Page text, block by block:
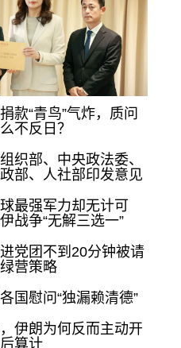
款“青鸟”气炸，质问
不反日？
织部、中央政法委、
部、人社部印发意见
最强军力却无计可
战争“无解三选一”
党团不到20分钟被请
营策略
国慰问“独漏赖清德”
伊朗为何反而主动开
算计